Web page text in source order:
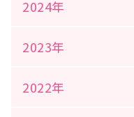
2024年
2023年
2022年